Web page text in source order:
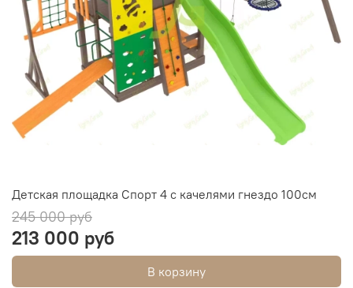
Детская площадка Спорт 4 с качелями гнездо 100см
245 000 руб
213 000 руб
В корзину